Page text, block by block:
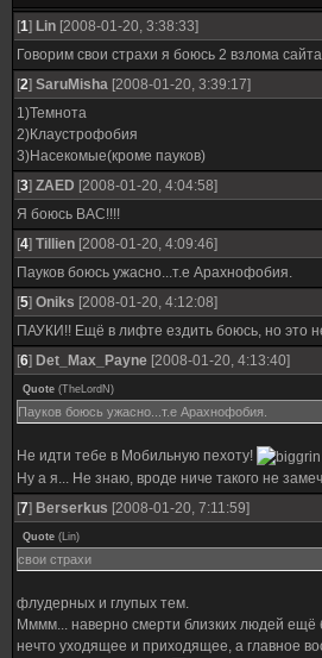
[1] Lin [2008-01-20, 3:38:33]
Говорим свои страхи я боюсь 2 взлома
[2] SaruMisha [2008-01-20, 3:39:17]
1)Темнота
2)Клаустрофобия
3)Насекомые(кроме пауков)
[3] ZAED [2008-01-20, 4:04:58]
Я боюсь ВАС!!!!
[4] Tillien [2008-01-20, 4:09:46]
Пауков боюсь ужасно...т.е Арахнофобия.
[5] Oniks [2008-01-20, 4:12:08]
ПАУКИ!! Ещё в лифте ездить боюсь, но это
[6] Det_Max_Payne [2008-01-20, 4:13:40]
Quote (TheLordN )
Пауков боюсь ужасно...т.е Арахнофобия.
Не идти тебе в Мобильную пехоту!
Ну а я... Не знаю, вроде ниче такого не
[7] Berserkus [2008-01-20, 7:11:59]
Quote (Lin)
свои страхи
флудерных и глупых тем.
Мммм... наверно смерти близких людей ещё
нечто уходящее и приходящее, а главное